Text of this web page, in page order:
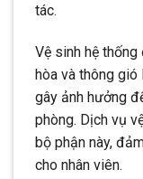
tác.
Vệ sinh hệ
hòa và thông gió
gây ảnh hưởng
phòng. Dịch vụ
bộ phận này,
cho nhân viên.